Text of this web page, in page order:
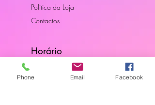
Política da Loja
Contactos
Horário
Dias Úteis: 10H00 - 18H00
Phone Email Facebook